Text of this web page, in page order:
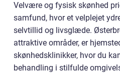
Velvære og fysisk skønhed
samfund, hvor et velplejet
selvtillid og livsglæde.
attraktive områder, er
skønhedsklinikker, hvor du
behandling i stilfulde